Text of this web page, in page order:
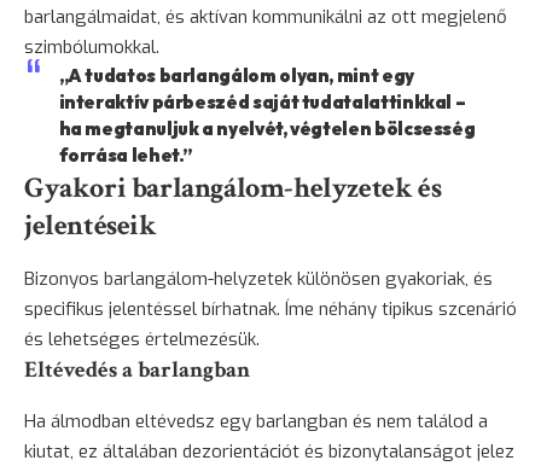
barlangálmaidat, és aktívan kommunikálni az ott megjelenő
szimbólumokkal.
„A tudatos barlangálom olyan, mint egy
interaktív párbeszéd saját tudatalattinkkal –
ha megtanuljuk a nyelvét, végtelen bölcsesség
forrása lehet.”
Gyakori barlangálom-helyzetek és
jelentéseik
Bizonyos barlangálom-helyzetek különösen gyakoriak, és
specifikus jelentéssel bírhatnak. Íme néhány tipikus szcenárió
és lehetséges értelmezésük.
Eltévedés a barlangban
Ha álmodban eltévedsz egy barlangban és nem találod a
kiutat, ez általában dezorientációt és bizonytalanságot jelez